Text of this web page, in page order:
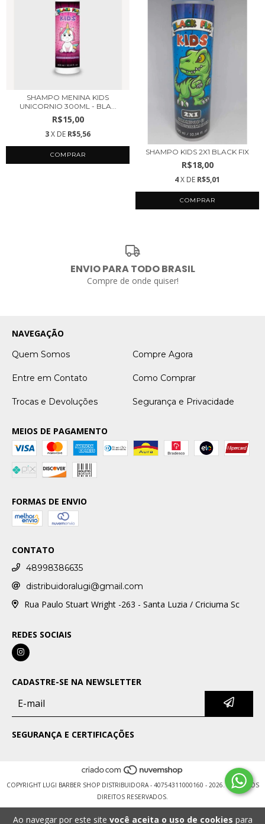
Ao navegar por este site você aceita o uso de cookies para
SHAMPO MENINA KIDS
UNICORNIO 300ML - BLA...
R$15,00
3X DE R$5,56
SHAMPO KIDS 2X1 BLACK FIX
R$18,00
4X DE R$5,01
ENVIO PARA TODO BRASIL
Compre de onde quiser!
NAVEGAÇÃO
Quem Somos Compre Agora
Entre em Contato Como Comprar
Trocas e Devoluções Segurança e Privacidade
MEIOS DE PAGAMENTO
FORMAS DE ENVIO
CONTATO
48998386635
distribuidoralugi@gmail.com
Rua Paulo Stuart Wright -263 - Santa Luzia / Criciuma Sc
REDES SOCIAIS
CADASTRE-SE NA NEWSLETTER
SEGURANÇA E CERTIFICAÇÕES
COPYRIGHT LUGI BARBER SHOP DISTRIBUIDORA - 40754311000160 - 2026. TODOS OS
DIREITOS RESERVADOS.